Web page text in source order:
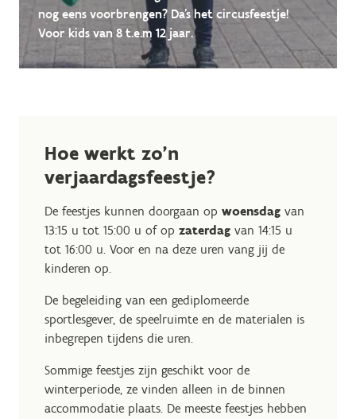
nog eens voorbrengen? Da's het circusfeestje!
Voor kids van 8 t.e.m 12 jaar.
Hoe werkt zo'n
verjaardagsfeestje?
De feestjes kunnen doorgaan op woensdag van
13:15 u tot 15:00 u of op zaterdag van 14:15 u
tot 16:00 u. Voor en na deze uren vang jij de
kinderen op.
De begeleiding van een gediplomeerde
sportlesgever, de speelruimte en de materialen is
inbegrepen tijdens die uren.
Sommige feestjes zijn geschikt voor de
winterperiode, ze vinden alleen in de binnen
accommodatie plaats. De meeste feestjes hebben